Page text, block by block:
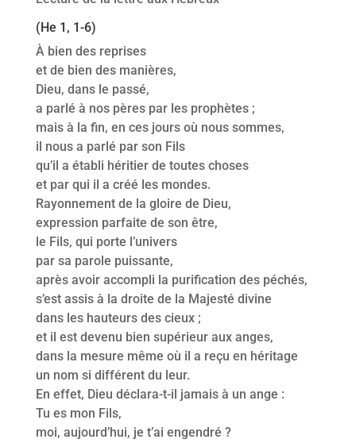
(He 1, 1-6)
À bien des reprises
et de bien des manières,
Dieu, dans le passé,
a parlé à nos pères par les prophètes ;
mais à la fin, en ces jours où nous sommes,
il nous a parlé par son Fils
qu’il a établi héritier de toutes choses
et par qui il a créé les mondes.
Rayonnement de la gloire de Dieu,
expression parfaite de son être,
le Fils, qui porte l’univers
par sa parole puissante,
après avoir accompli la purification des péchés,
s’est assis à la droite de la Majesté divine
dans les hauteurs des cieux ;
et il est devenu bien supérieur aux anges,
dans la mesure même où il a reçu en héritage
un nom si différent du leur.
En effet, Dieu déclara-t-il jamais à un ange :
Tu es mon Fils,
moi, aujourd’hui, je t’ai engendré ?